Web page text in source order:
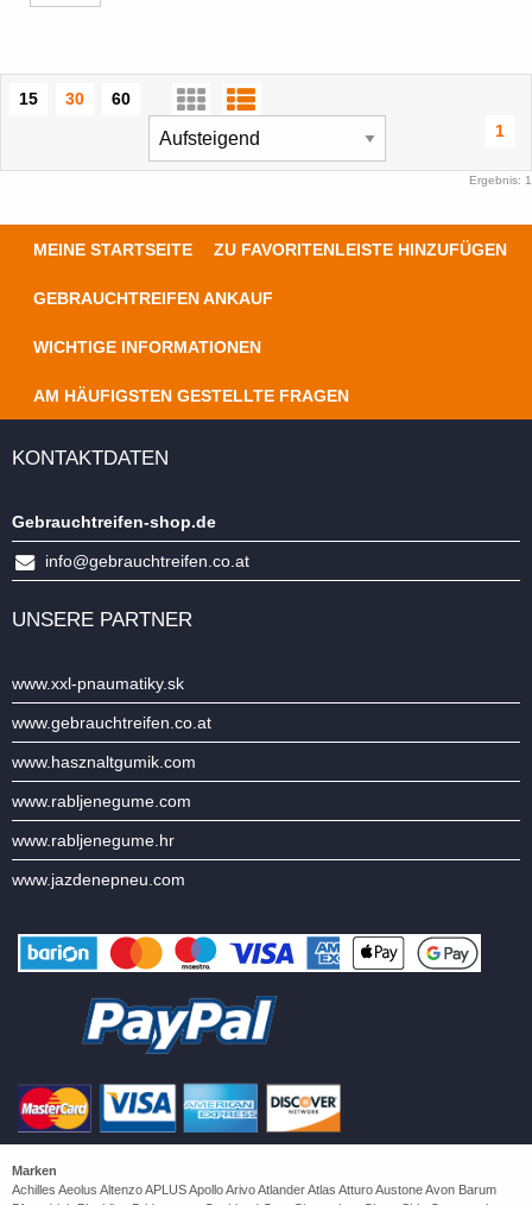
15 30
60
1
Ergebnis: 1
MEINE STARTSEITE ZU FAVORITENLEISTE HINZUFÜGEN
GEBRAUCHTREIFEN ANKAUF
WICHTIGE INFORMATIONEN
AM HÄUFIGSTEN GESTELLTE FRAGEN
KONTAKTDATEN
Gebrauchtreifen-shop.de
info@gebrauchtreifen.co.at
UNSERE PARTNER
www.xxl-pnaumatiky.sk
www.gebrauchtreifen.co.at
www.hasznaltgumik.com
www.rabljenegume.com
www.rabljenegume.hr
www.jazdenepneu.com
Marken
Achilles Aeolus Altenzo APLUS Apollo Arivo Atlander Atlas Atturo Austone Avon Barum